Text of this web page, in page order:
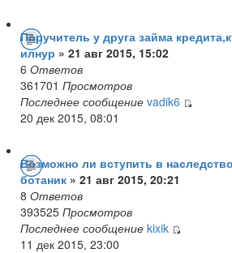
Поручитель у друга займа
илнур » 21 авг 2015, 15:02
6 Ответов
361701 Просмотров
Последнее сообщение vadik6
20 дек 2015, 08:01
Возможно ли вступить в
ботаник » 21 авг 2015, 20:21
8 Ответов
393525 Просмотров
Последнее сообщение kixik
11 дек 2015, 23:00